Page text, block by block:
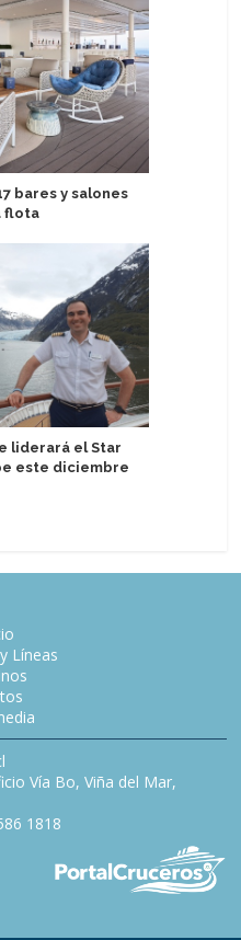
bares y salones
flota
liderará el Star
este diciembre
Líneas
Vía Bo, Viña del Mar,
1818